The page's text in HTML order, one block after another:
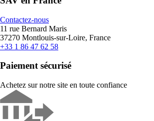
Contactez-nous
11 rue Bernard Maris
37270 Montlouis-sur-Loire, France
+33 1 86 47 62 58
Paiement sécurisé
Achetez sur notre site en toute confiance